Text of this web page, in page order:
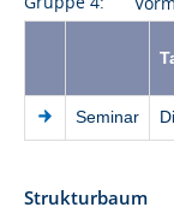
Seminar Di
Strukturbaum